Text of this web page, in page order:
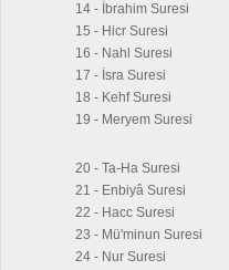
14 - İbrahim Suresi
15 - Hicr Suresi
16 - Nahl Suresi
17 - İsra Suresi
18 - Kehf Suresi
19 - Meryem Suresi
20 - Ta-Ha Suresi
21 - Enbiyâ Suresi
22 - Hacc Suresi
23 - Mü'minun Suresi
24 - Nur Suresi